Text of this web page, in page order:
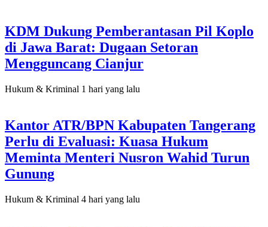
KDM Dukung Pemberantasan Pil Koplo
di Jawa Barat: Dugaan Setoran
Mengguncang Cianjur
Hukum & Kriminal 1 hari yang lalu
Kantor ATR/BPN Kabupaten Tangerang
Perlu di Evaluasi: Kuasa Hukum
Meminta Menteri Nusron Wahid Turun
Gunung
Hukum & Kriminal 4 hari yang lalu